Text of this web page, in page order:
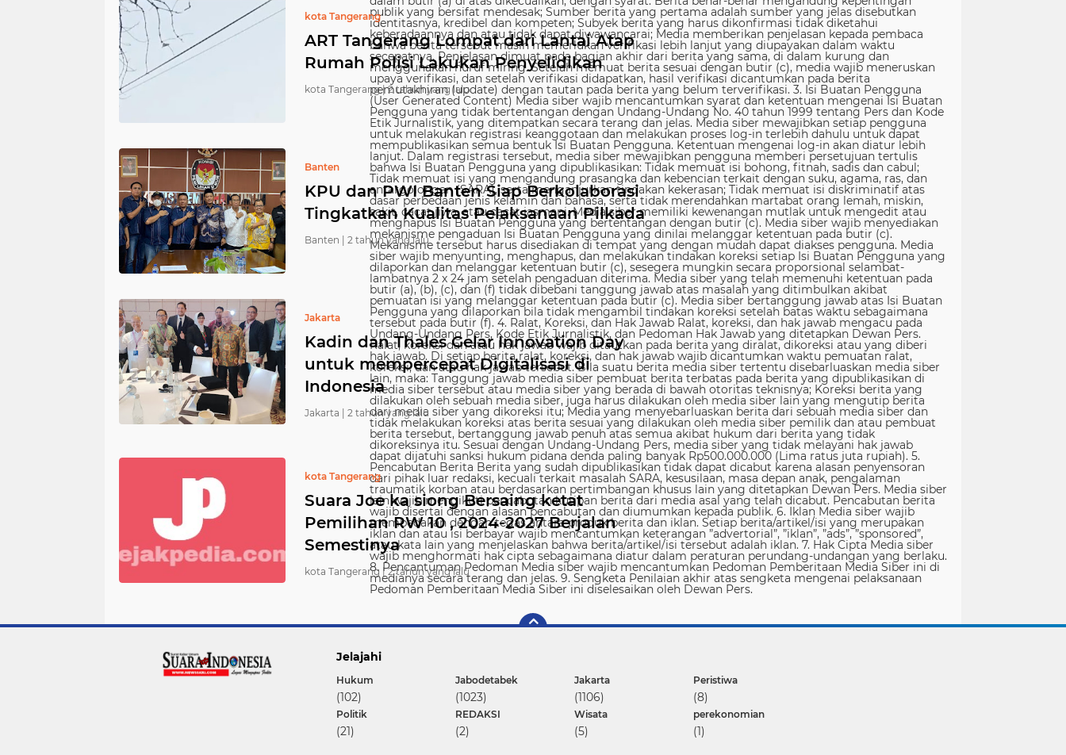
kota Tangerang
ART Tangerang Lompat dari Lantai Atap
Rumah Polisi Lakukan Penyelidikan
kota Tangerang | 2 tahun yang lalu
Banten
KPU dan PWI Banten Siap Berkolaborasi
Tingkatkan Kualitas Pelaksanaan Pilkada
Banten | 2 tahun yang lalu
Jakarta
Kadin dan Thales Gelar Innovation Day
untuk mempercepat Digitalisasi di
Indonesia
Jakarta | 2 tahun yang lalu
kota Tangerang
Suara Joe ka siong Bersaing ketat
Pemilihan RW 10 , 2024-2027 Berjalan
Semestinya
kota Tangerang | 2 tahun yang lalu
Jelajahi
Hukum
(102)
Jabodetabek
(1023)
Jakarta
(1106)
Peristiwa
(8)
Politik
(21)
REDAKSI
(2)
Wisata
(5)
perekonomian
(1)